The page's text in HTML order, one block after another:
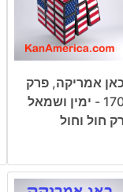
אמריקה, פרק
170 - ימין ושמאל
חול וחול